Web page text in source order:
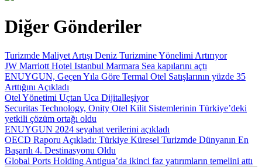
Diğer Gönderiler
Turizmde Maliyet Artışı Deniz Turizmine Yönelimi Artırıyor
JW Marriott Hotel Istanbul Marmara Sea kapılarını açtı
ENUYGUN, Geçen Yıla Göre Termal Otel Satışlarının yüzde 35
Arttığını Açıkladı
Otel Yönetimi Uçtan Uca Dijitalleşiyor
Securitas Technology, Onity Otel Kilit Sistemlerinin Türkiye’deki
yetkili çözüm ortağı oldu
ENUYGUN 2024 seyahat verilerini açıkladı
OECD Raporu Açıkladı: Türkiye Küresel Turizmde Dünyanın En
Başarılı 4. Destinasyonu Oldu
Global Ports Holding Antigua’da ikinci faz yatırımların temelini attı